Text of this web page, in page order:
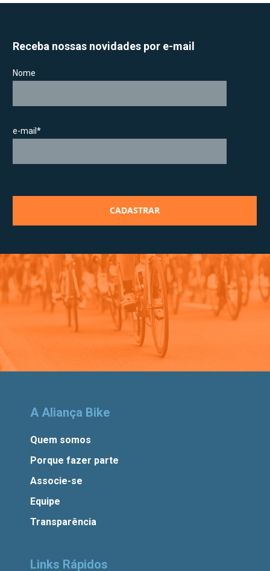
Receba nossas novidades por e-mail
Nome
e-mail*
A Aliança Bike
Quem somos
Porque fazer parte
Associe-se
Equipe
Transparência
Links Rápidos